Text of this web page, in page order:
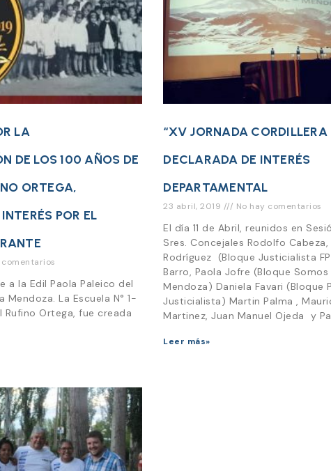
LA
DE LOS 100 AÑOS DE
ORTEGA,
POR EL
comentarios
a la Edil Paola Paleico del
Mendoza. La Escuela N° 1-
Rufino Ortega, fue creada
“XV JORNADA CORDILLERA
DECLARADA DE INTERÉS
DEPARTAMENTAL
23 abril, 2019 No hay comentarios
El día 11 de Abril, reunidos en
Sres. Concejales Rodolfo Cabeza,
Rodríguez (Bloque Justicialista
Barro, Paola Jofre (Bloque Somos
Mendoza) Daniela Favari (Bloque
Justicialista) Martin Palma ,
Martinez, Juan Manuel Ojeda y
Leer más»